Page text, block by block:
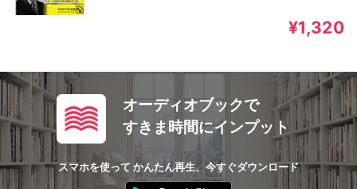
¥1,320
オーディオブックで
すきま時間にインプット
スマホを使って かんたん再生、今すぐダウンロード